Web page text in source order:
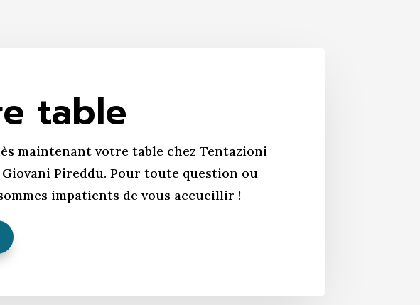
table
maintenant votre table chez Tentazioni
Pireddu. Pour toute question ou
impatients de vous accueillir !